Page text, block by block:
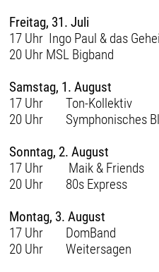
Freitag, 31. Juli
17 Uhr Ingo Paul & das
20 Uhr MSL Bigband
Samstag, 1. August
17 Uhr Ton-Kollektiv
20 Uhr Symphonisches
Sonntag, 2. August
17 Uhr Maik & Friends
20 Uhr 80s Express
Montag, 3. August
17 Uhr DomBand
20 Uhr Weitersagen